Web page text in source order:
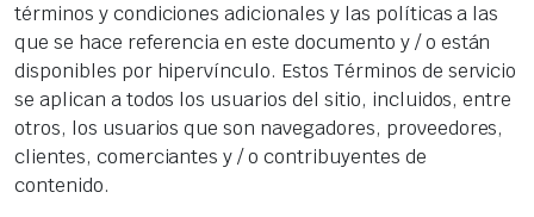
términos y condiciones adicionales y las políticas a las
que se hace referencia en este documento y / o están
disponibles por hipervínculo. Estos Términos de servicio
se aplican a todos los usuarios del sitio, incluidos, entre
otros, los usuarios que son navegadores, proveedores,
clientes, comerciantes y / o contribuyentes de
contenido.